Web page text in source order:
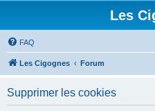
Les
FAQ
Les Cigognes Forum
Supprimer les cookies